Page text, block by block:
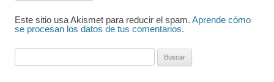
Este sitio usa Akismet para reducir el spam. Aprende cómo
se procesan los datos de tus comentarios.